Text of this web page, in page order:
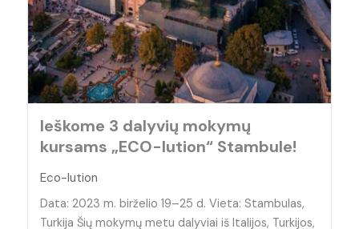
Ieškome 3 dalyvių mokymų
kursams „ECO-lution“ Stambule!
Eco-lution
Data: 2023 m. birželio 19–25 d. Vieta: Stambulas,
Turkija Šių mokymų metu dalyviai iš Italijos, Turkijos,